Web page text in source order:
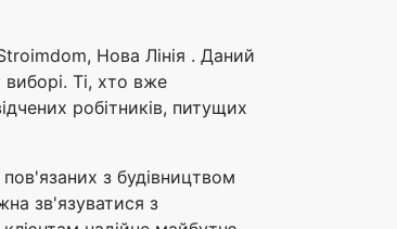
Нова Лінія . Даний
Ті, хто вже
робітників, питущих
з будівництвом
зв'язуватися з